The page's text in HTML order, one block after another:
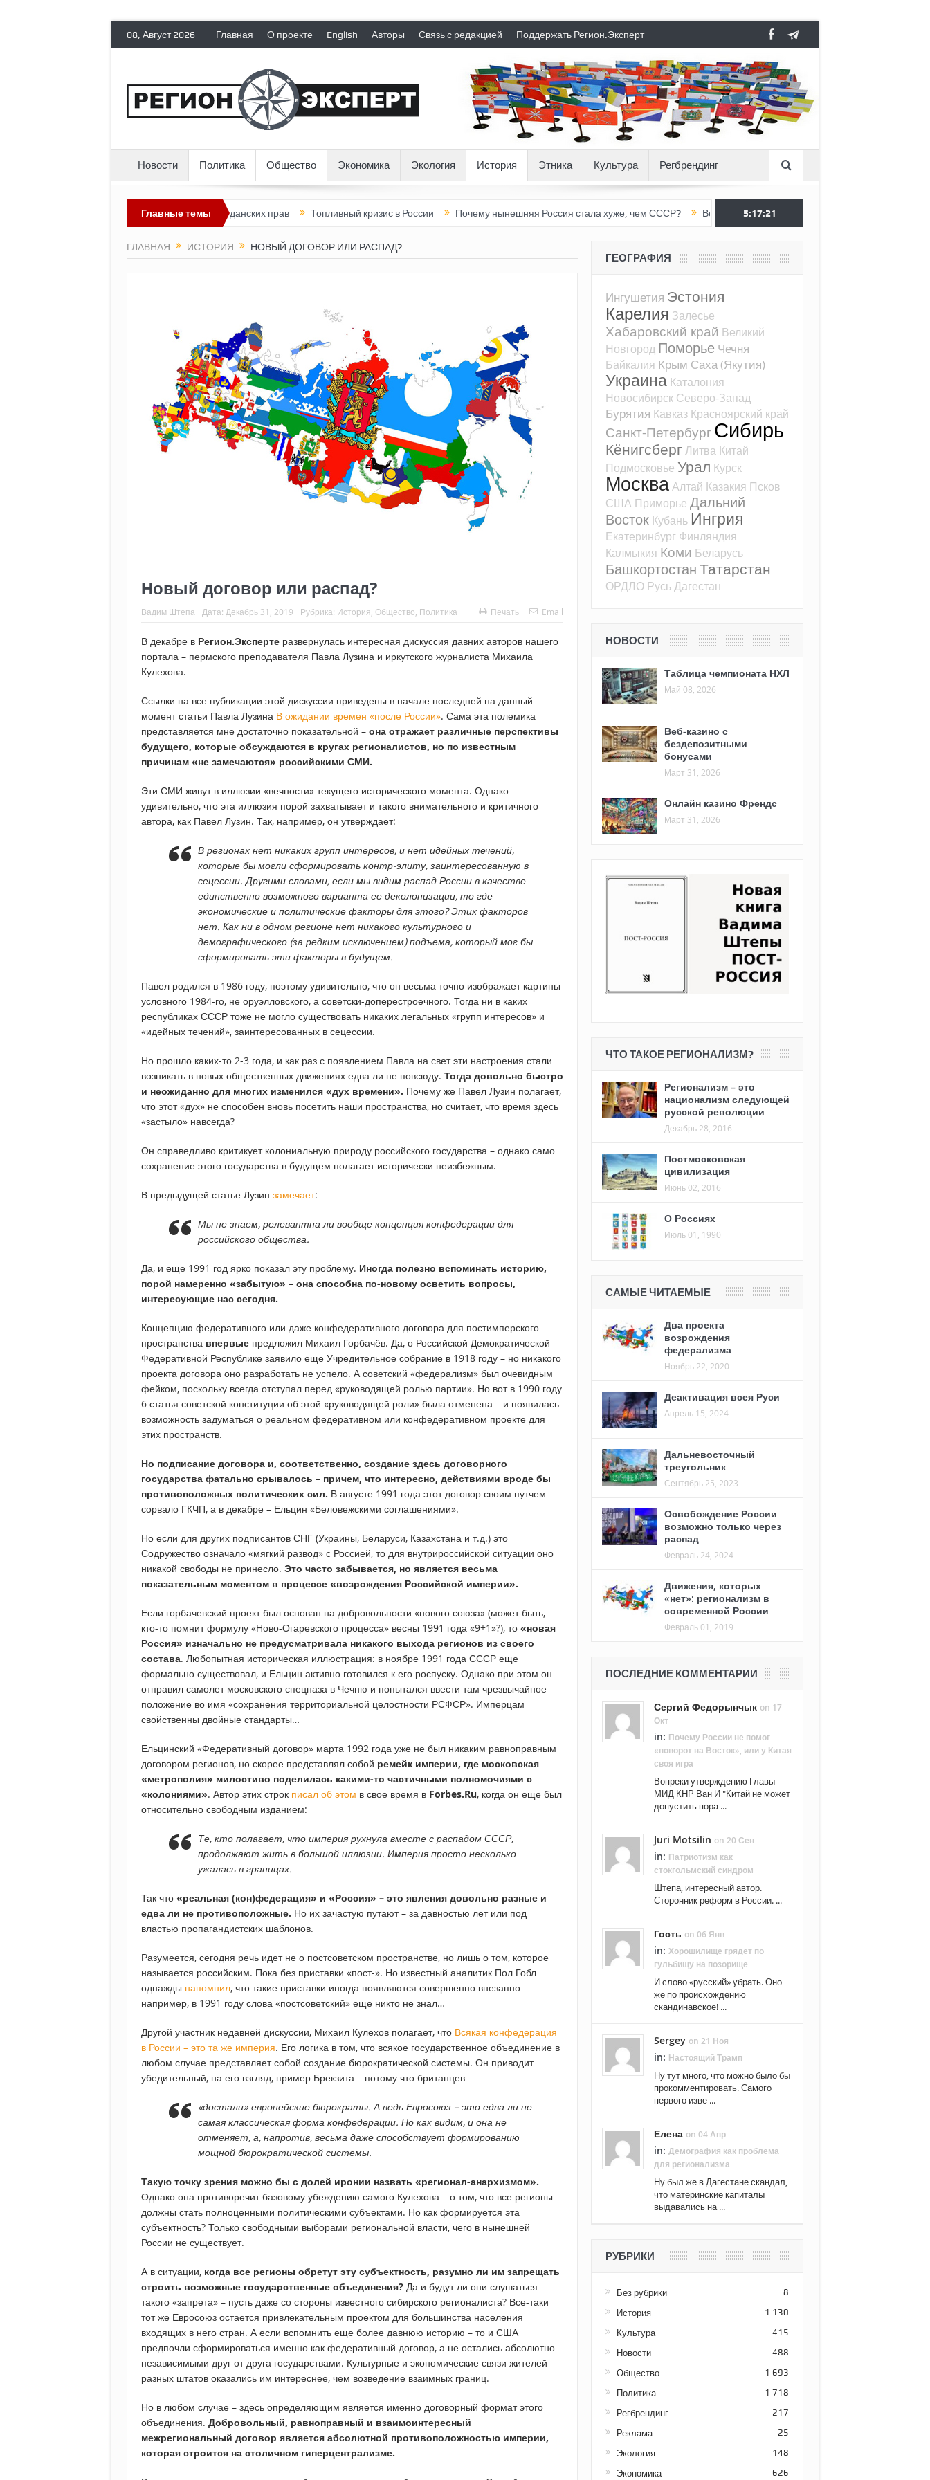
08, Август 2026 Главная О проекте English Авторы Связь с редакцией Поддержать Регион.Эксперт
Новости Политика Общество Экономика Экология История Этника Культура Регбрендинг
Главные темы
лишает политических эмигрантов гражданских прав Топливный кризис в России Почему нынешняя Россия стала хуже, чем СССР? Вертикаль под давлением
5:17:22
ГЛАВНАЯ ИСТОРИЯ НОВЫЙ ДОГОВОР ИЛИ РАСПАД?
Новый договор или распад?
Вадим Штепа Дата: Декабрь 31, 2019 Рубрика: История Общество Политика Печать Email
В декабре в Регион.Эксперте развернулась интересная дискуссия давних авторов нашего
портала – пермского преподавателя Павла Лузина и иркутского журналиста Михаила
Кулехова.
Ссылки на все публикации этой дискуссии приведены в начале последней на данный
момент статьи Павла Лузина В ожидании времен «после России». Сама эта полемика
представляется мне достаточно показательной – она отражает различные перспективы
будущего, которые обсуждаются в кругах регионалистов, но по известным
причинам «не замечаются» российскими СМИ.
Эти СМИ живут в иллюзии «вечности» текущего исторического момента. Однако
удивительно, что эта иллюзия порой захватывает и такого внимательного и критичного
автора, как Павел Лузин. Так, например, он утверждает:
В регионах нет никаких групп интересов, и нет идейных течений,
которые бы могли сформировать контр-элиту, заинтересованную в
сецессии. Другими словами, если мы видим распад России в качестве
единственно возможного варианта ее деколонизации, то где
экономические и политические факторы для этого? Этих факторов
нет. Как ни в одном регионе нет никакого культурного и
демографического (за редким исключением) подъема, который мог бы
сформировать эти факторы в будущем.
Павел родился в 1986 году, поэтому удивительно, что он весьма точно изображает картины
условного 1984-го, не оруэлловского, а советски-доперестроечного. Тогда ни в каких
республиках СССР тоже не могло существовать никаких легальных «групп интересов» и
«идейных течений», заинтересованных в сецессии.
Но прошло каких-то 2-3 года, и как раз с появлением Павла на свет эти настроения стали
возникать в новых общественных движениях едва ли не повсюду. Тогда довольно быстро
и неожиданно для многих изменился «дух времени». Почему же Павел Лузин полагает,
что этот «дух» не способен вновь посетить наши пространства, но считает, что время здесь
«застыло» навсегда?
Он справедливо критикует колониальную природу российского государства – однако само
сохранение этого государства в будущем полагает исторически неизбежным.
В предыдущей статье Лузин замечает:
Мы не знаем, релевантна ли вообще концепция конфедерации для
российского общества.
Да, и еще 1991 год ярко показал эту проблему. Иногда полезно вспоминать историю,
порой намеренно «забытую» – она способна по-новому осветить вопросы,
интересующие нас сегодня.
Концепцию федеративного или даже конфедеративного договора для постимперского
пространства впервые предложил Михаил Горбачёв. Да, о Российской Демократической
Федеративной Республике заявило еще Учредительное собрание в 1918 году – но никакого
проекта договора оно разработать не успело. А советский «федерализм» был очевидным
фейком, поскольку всегда отступал перед «руководящей ролью партии». Но вот в 1990 году
6 статья советской конституции об этой «руководящей роли» была отменена – и появилась
возможность задуматься о реальном федеративном или конфедеративном проекте для
этих пространств.
Но подписание договора и, соответственно, создание здесь договорного
государства фатально срывалось – причем, что интересно, действиями вроде бы
противоположных политических сил. В августе 1991 года этот договор своим путчем
сорвало ГКЧП, а в декабре – Ельцин «Беловежскими соглашениями».
Но если для других подписантов СНГ (Украины, Беларуси, Казахстана и т.д.) это
Содружество означало «мягкий развод» с Россией, то для внутрироссийской ситуации оно
никакой свободы не принесло. Это часто забывается, но является весьма
показательным моментом в процессе «возрождения Российской империи».
Если горбачевский проект был основан на добровольности «нового союза» (может быть,
кто-то помнит формулу «Ново-Огаревского процесса» весны 1991 года «9+1»?), то «новая
Россия» изначально не предусматривала никакого выхода регионов из своего
состава. Любопытная историческая иллюстрация: в ноябре 1991 года СССР еще
формально существовал, и Ельцин активно готовился к его роспуску. Однако при этом он
отправил самолет московского спецназа в Чечню и попытался ввести там чрезвычайное
положение во имя «сохранения территориальной целостности РСФСР». Имперцам
свойственны двойные стандарты…
Ельцинский «Федеративный договор» марта 1992 года уже не был никаким равноправным
договором регионов, но скорее представлял собой ремейк империи, где московская
«метрополия» милостиво поделилась какими-то частичными полномочиями с
«колониями». Автор этих строк писал об этом в свое время в Forbes.Ru, когда он еще был
относительно свободным изданием:
Те, кто полагает, что империя рухнула вместе с распадом СССР,
продолжают жить в большой иллюзии. Империя просто несколько
ужалась в границах.
Так что «реальная (кон)федерация» и «Россия» – это явления довольно разные и
едва ли не противоположные. Но их зачастую путают – за давностью лет или под
властью пропагандистских шаблонов.
Разумеется, сегодня речь идет не о постсоветском пространстве, но лишь о том, которое
называется российским. Пока без приставки «пост-». Но известный аналитик Пол Гобл
однажды напомнил, что такие приставки иногда появляются совершенно внезапно –
например, в 1991 году слова «постсоветский» еще никто не знал…
Другой участник недавней дискуссии, Михаил Кулехов полагает, что Всякая конфедерация
в России – это та же империя. Его логика в том, что всякое государственное объединение в
любом случае представляет собой создание бюрократической системы. Он приводит
убедительный, на его взгляд, пример Брекзита – потому что британцев
«достали» европейские бюрократы. А ведь Евросоюз – это едва ли не
самая классическая форма конфедерации. Но как видим, и она не
отменяет, а, напротив, весьма даже способствует формированию
мощной бюрократической системы.
Такую точку зрения можно бы с долей иронии назвать «регионал-анархизмом».
Однако она противоречит базовому убеждению самого Кулехова – о том, что все регионы
должны стать полноценными политическими субъектами. Но как формируется эта
субъектность? Только свободными выборами региональной власти, чего в нынешней
России не существует.
А в ситуации, когда все регионы обретут эту субъектность, разумно ли им запрещать
строить возможные государственные объединения? Да и будут ли они слушаться
такого «запрета» – пусть даже со стороны известного сибирского регионалиста? Все-таки
тот же Евросоюз остается привлекательным проектом для большинства населения
входящих в него стран. А если вспомнить еще более давнюю историю – то и США
предпочли сформироваться именно как федеративный договор, а не остались абсолютно
независимыми друг от друга государствами. Культурные и экономические связи жителей
разных штатов оказались им интереснее, чем возведение взаимных границ.
Но в любом случае – здесь определяющим является именно договорный формат этого
объединения. Добровольный, равноправный и взаимоинтересный
межрегиональный договор является абсолютной противоположностью империи,
которая строится на столичном гиперцентрализме.
ГЕОГРАФИЯ
Ингушетия Эстония
Карелия Залесье
Хабаровский край Великий
Новгород Поморье Чечня
Байкалия Крым Саха (Якутия)
Украина Каталония
Новосибирск Северо-Запад
Бурятия Кавказ Красноярский край
Санкт-Петербург Сибирь
Кёнигсберг Литва Китай
Подмосковье Урал Курск
МоскваАлтай Казакия Псков
США Приморье Дальний
Восток Кубань Ингрия
Екатеринбург Финляндия
Калмыкия Коми Беларусь
БашкортостанТатарстан
ОРДЛО РусьДагестан
НОВОСТИ
Таблица чемпионата НХЛ
Май 08, 2026
Веб-казино с
бездепозитными
бонусами
Март 31, 2026
Онлайн казино Френдс
Март 31, 2026
ЧТО ТАКОЕ РЕГИОНАЛИЗМ?
Регионализм – это
национализм следующей
русской революции
Декабрь 28, 2016
Постмосковская
цивилизация
Июнь 02, 2016
О Россиях
Июль 01, 1990
САМЫЕ ЧИТАЕМЫЕ
Два проекта
возрождения
федерализма
Ноябрь 22, 2020
Деактивация всея Руси
Апрель 15, 2024
Дальневосточный
треугольник
Сентябрь 25, 2023
Освобождение России
возможно только через
распад
Февраль 24, 2024
Движения, которых
«нет»: регионализм в
современной России
Февраль 01, 2019
ПОСЛЕДНИЕ КОММЕНТАРИИ
Сергий Федорынчык on 17
Окт
in: Почему России не помог
«поворот на Восток», или у Китая
своя игра
Вопреки утверждению Главы
МИД КНР Ван И "Китай не может
допустить пора ...
Juri Motsilin on 20 Сен
in: Патриотизм как
стокгольмский синдром
Штепа, интересный автор.
Сторонник реформ в России. ...
Гость on 06 Янв
in: Хорошилище грядет по
гульбищу на позорище
И слово «русский» убрать. Оно
же по происхождению
скандинавское! ...
Sergey on 21 Ноя
in: Настоящий Трамп
Ну тут много, что можно было бы
прокомментировать. Самого
первого изве ...
Елена on 04 Апр
in: Демография как проблема
для регионализма
Ну был же в Дагестане скандал,
что материнские капиталы
выдавались на ...
РУБРИКИ
Без рубрики 8
История 1 130
Культура 415
Новости 488
Общество 1 693
Политика 1 718
Регбрендинг 217
Реклама 25
Экология 148
Экономика 626